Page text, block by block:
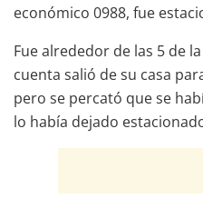
económico 0988, fue
Fue alrededor de las 5 de
cuenta salió de su casa
pero se percató que se
lo había dejado